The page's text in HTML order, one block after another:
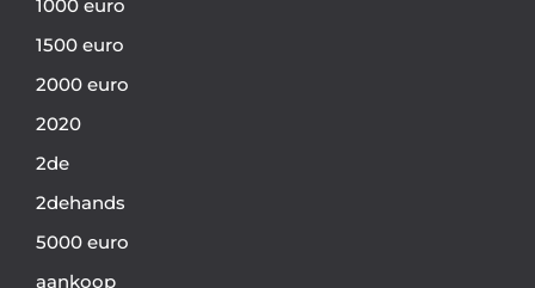
1000 euro
1500 euro
2000 euro
2020
2de
2dehands
5000 euro
aankoop